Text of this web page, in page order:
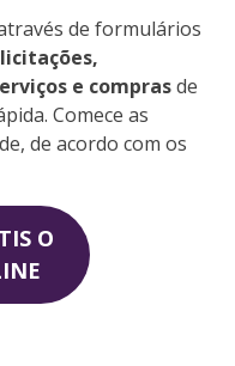
de formulários
e comprasde
Comece as
de acordo com os
O